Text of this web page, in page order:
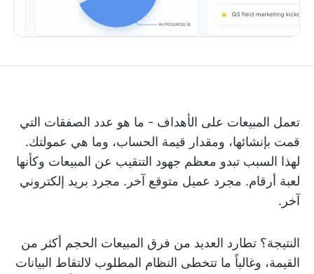
تعمل المبيعات على الأهداف - ما هو عدد الصفقات التي
قمت بإنشائها، ومقدار قيمة الحساب، وما هي عمولتك.
لهذا السبب تبدو معظم جهود التنقيب عن المبيعات وكأنها
لعبة أرقام. مجرد عميل متوقع آخر. مجرد بريد إلكتروني
آخر.
النتيجة؟ تطارد العديد من فرق المبيعات الحجم أكثر من
القيمة، وغالباً ما تتخطى النظام المطلوب لالتقاط البيانات